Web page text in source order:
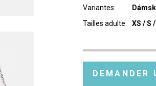
Variantes:
Tailles adulte:
XS / S
DEMANDER